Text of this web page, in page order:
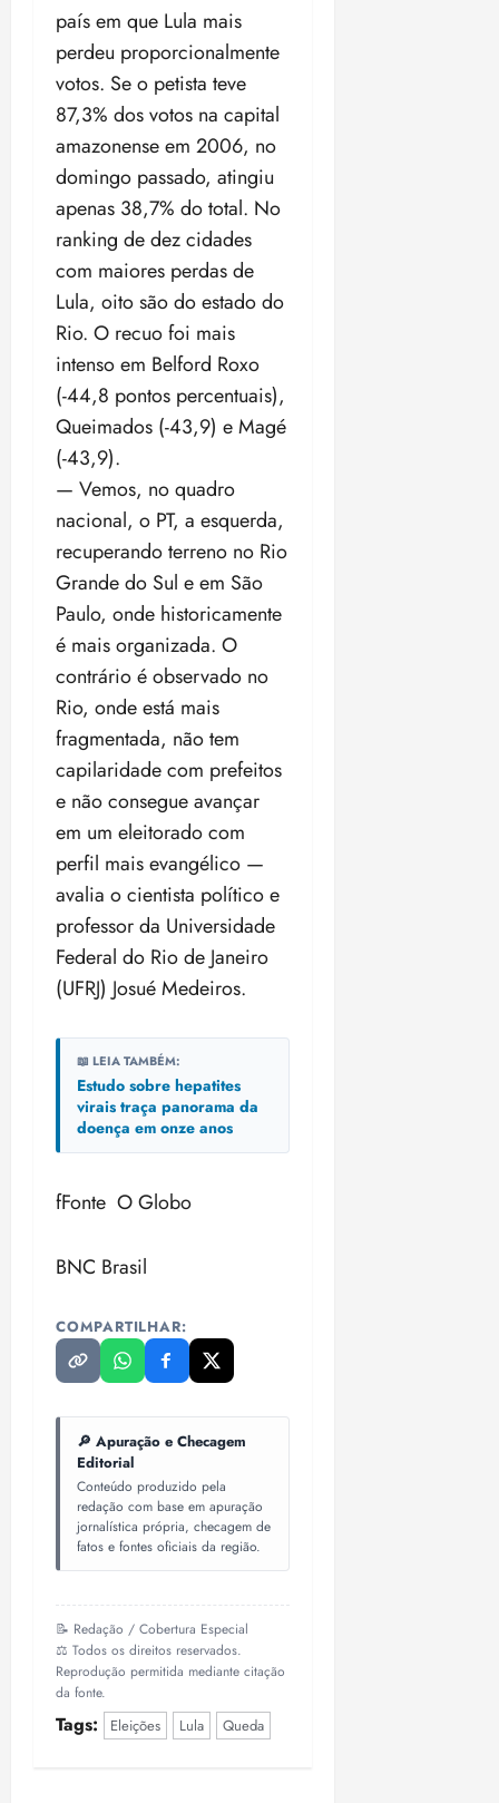
país em que Lula mais
perdeu proporcionalmente
votos. Se o petista teve
87,3% dos votos na capital
amazonense em 2006, no
domingo passado, atingiu
apenas 38,7% do total. No
ranking de dez cidades
com maiores perdas de
Lula, oito são do estado do
Rio. O recuo foi mais
intenso em Belford Roxo
(-44,8 pontos percentuais),
Queimados (-43,9) e Magé
(-43,9).
— Vemos, no quadro
nacional, o PT, a esquerda,
recuperando terreno no Rio
Grande do Sul e em São
Paulo, onde historicamente
é mais organizada. O
contrário é observado no
Rio, onde está mais
fragmentada, não tem
capilaridade com prefeitos
e não consegue avançar
em um eleitorado com
perfil mais evangélico —
avalia o cientista político e
professor da Universidade
Federal do Rio de Janeiro
(UFRJ) Josué Medeiros.
📖 LEIA TAMBÉM:
Estudo sobre hepatites
virais traça panorama da
doença em onze anos
fFonte O Globo
BNC Brasil
COMPARTILHAR:
🔎 Apuração e Checagem
Editorial
Conteúdo produzido pela
redação com base em apuração
jornalística própria, checagem de
fatos e fontes oficiais da região.
📝 Redação / Cobertura Especial
⚖️ Todos os direitos reservados.
Reprodução permitida mediante citação
da fonte.
Tags: Eleições Lula Queda